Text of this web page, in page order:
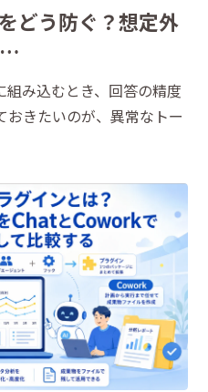
どう防ぐ？想定外
…
み込むとき、回答の精度
きたいのが、異常なトー